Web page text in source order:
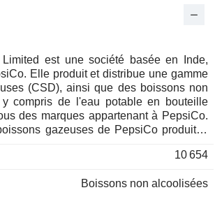
Limited est une société basée en Inde,
Elle produit et distribue une gamme
(CSD), ainsi que des boissons non
y compris de l'eau potable en bouteille
des marques appartenant à PepsiCo.
gazeuses de PepsiCo produites
Sting, Seven-Up, Mirinda Orange,
de PepsiCo qu’elle produit et
10 654
Boissons non alcoolisées